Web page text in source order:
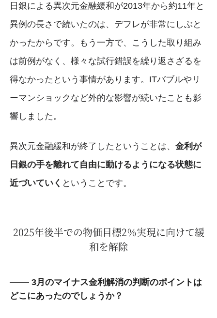
日銀による異次元金融緩和が2013年から約11年と
異例の長さで続いたのは、デフレが非常にしぶと
かったからです。もう一方で、こうした取り組み
は前例がなく、様々な試行錯誤を繰り返さざるを
得なかったという事情があります。ITバブルやリ
ーマンショックなど外的な影響が続いたことも影
響しました。
異次元金融緩和が終了したということは、 金利が
日銀の手を離れて自由に動けるようになる状態に
近づいていく ということです。
2025年後半での物価目標2％実現に向けて緩
和を解除
3月のマイナス金利解消の判断のポイントは
どこにあったのでしょうか？